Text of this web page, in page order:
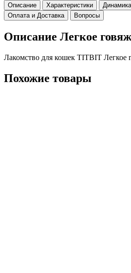
Описание Характеристики
Оплата и Доставка
Вопросы
Описание Легкое
Лакомство для кошек TITBIT Легкое
Похожие товары